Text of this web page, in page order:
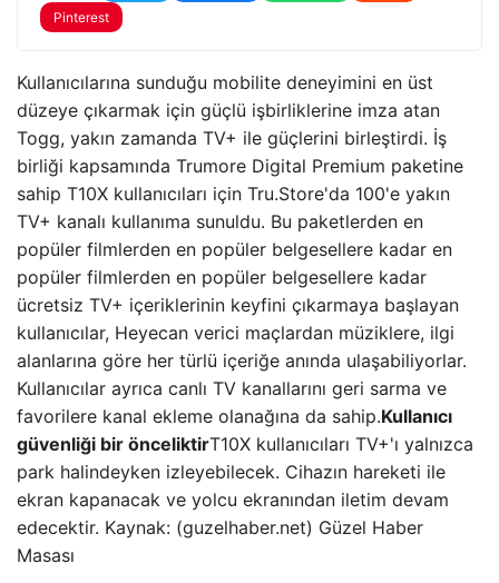
Pinterest
Kullanıcılarına sunduğu mobilite deneyimini en üst
düzeye çıkarmak için güçlü işbirliklerine imza atan
Togg, yakın zamanda TV+ ile güçlerini birleştirdi. İş
birliği kapsamında Trumore Digital Premium paketine
sahip T10X kullanıcıları için Tru.Store'da 100'e yakın
TV+ kanalı kullanıma sunuldu. Bu paketlerden en
popüler filmlerden en popüler belgesellere kadar en
popüler filmlerden en popüler belgesellere kadar
ücretsiz TV+ içeriklerinin keyfini çıkarmaya başlayan
kullanıcılar, Heyecan verici maçlardan müziklere, ilgi
alanlarına göre her türlü içeriğe anında ulaşabiliyorlar.
Kullanıcılar ayrıca canlı TV kanallarını geri sarma ve
favorilere kanal ekleme olanağına da sahip.Kullanıcı
güvenliği bir önceliktirT10X kullanıcıları TV+'ı yalnızca
park halindeyken izleyebilecek. Cihazın hareketi ile
ekran kapanacak ve yolcu ekranından iletim devam
edecektir. Kaynak: (guzelhaber.net) Güzel Haber
Masası